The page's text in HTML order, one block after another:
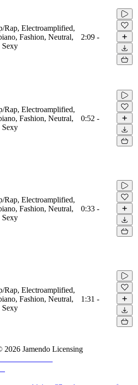
Rap, Electroamplified,
Fashion, Neutral,
Sexy
2:09 -
Rap, Electroamplified,
Fashion, Neutral,
Sexy
0:52 -
Rap, Electroamplified,
Fashion, Neutral,
Sexy
0:33 -
Rap, Electroamplified,
Fashion, Neutral,
Sexy
1:31 -
2026 Jamendo Licensing